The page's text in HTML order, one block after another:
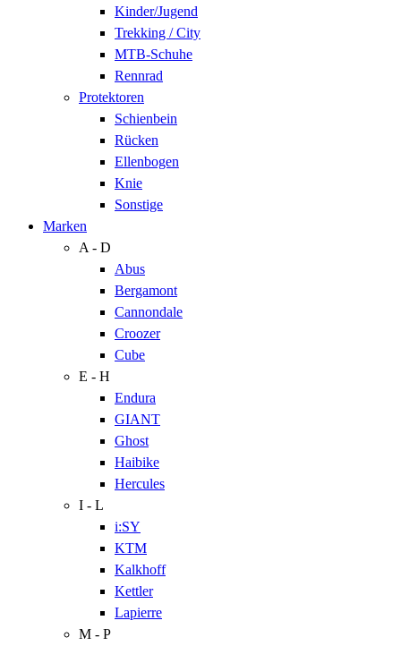
Kinder/Jugend
Trekking / City
MTB-Schuhe
Rennrad
Protektoren
Schienbein
Rücken
Ellenbogen
Knie
Sonstige
Marken
A - D
Abus
Bergamont
Cannondale
Croozer
Cube
E - H
Endura
GIANT
Ghost
Haibike
Hercules
I - L
i:SY
KTM
Kalkhoff
Kettler
Lapierre
M - P